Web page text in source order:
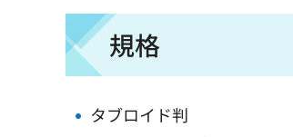
規格
タブロイド判